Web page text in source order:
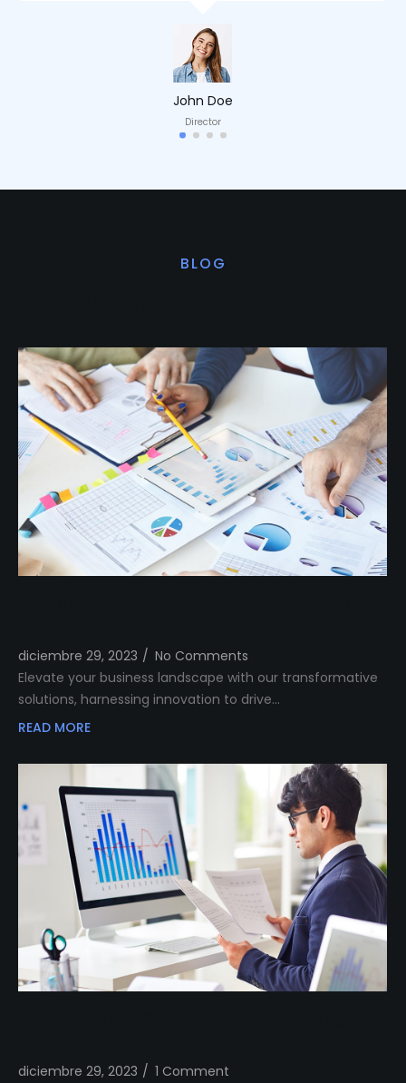
John Doe
Director
BLOG
diciembre 29, 2023 / No Comments
Elevate your business landscape with our transformative
solutions, harnessing innovation to drive…
READ MORE
diciembre 29, 2023 / 1 Comment